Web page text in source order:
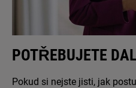
POTŘEBUJETE
Pokud si nejste jisti, jak